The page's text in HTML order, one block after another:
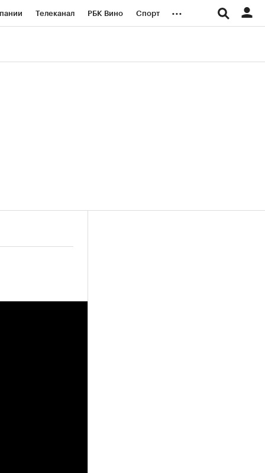
Телеканал РБК Вино Спорт ...